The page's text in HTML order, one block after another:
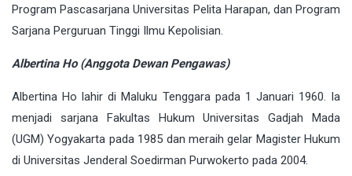
Program Pascasarjana Universitas Pelita Harapan, dan Program
Sarjana Perguruan Tinggi Ilmu Kepolisian.
Albertina Ho (Anggota Dewan Pengawas)
Albertina Ho lahir di Maluku Tenggara pada 1 Januari 1960. Ia
menjadi sarjana Fakultas Hukum Universitas Gadjah Mada
(UGM) Yogyakarta pada 1985 dan meraih gelar Magister Hukum
di Universitas Jenderal Soedirman Purwokerto pada 2004.